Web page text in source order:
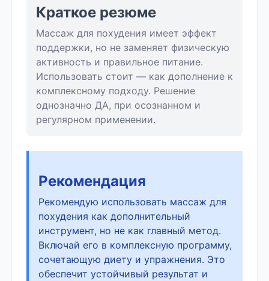
Краткое резюме
Массаж для похудения имеет эффект
поддержки, но не заменяет физическую
активность и правильное питание.
Использовать стоит — как дополнение к
комплексному подходу. Решение
однозначно ДА, при осознанном и
регулярном применении.
Рекомендация
Рекомендую использовать массаж для
похудения как дополнительный
инструмент, но не как главный метод.
Включай его в комплексную программу,
сочетающую диету и упражнения. Это
обеспечит устойчивый результат и